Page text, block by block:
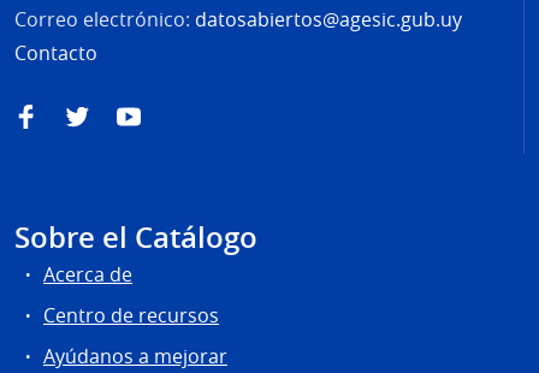
Correo electrónico: datosabiertos@agesic.gub.uy
Contacto
FacebookTwitterYouTube
Sobre el Catálogo
Acerca de
Centro de recursos
Ayúdanos a mejorar